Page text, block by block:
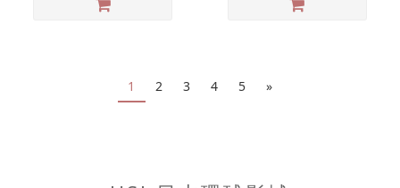
1 2 3 4 5 »